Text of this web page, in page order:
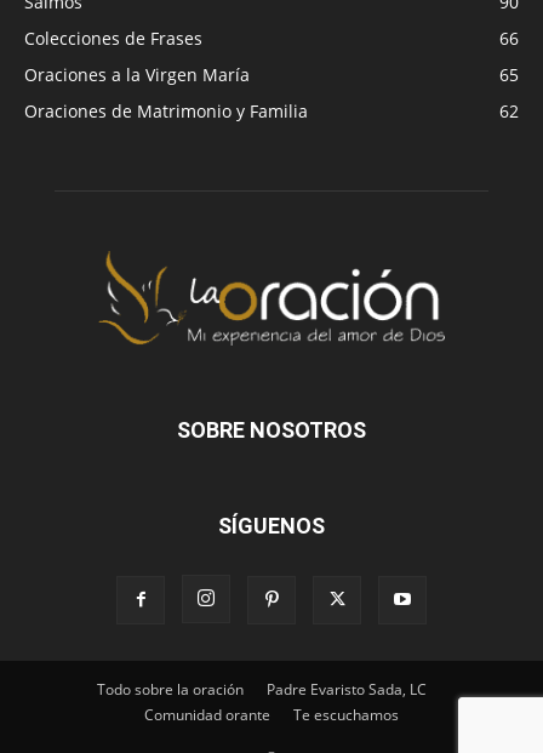
Colecciones de Frases
66
Oraciones a la Virgen María
65
Oraciones de Matrimonio y Familia
62
SOBRE NOSOTROS
SÍGUENOS
Todo sobre la oración
Padre Evaristo Sada, LC
Comunidad orante
Te escuchamos